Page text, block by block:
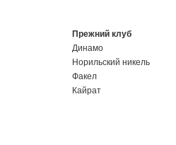
Прежний клуб
Динамо
Норильский никель
Факел
Кайрат